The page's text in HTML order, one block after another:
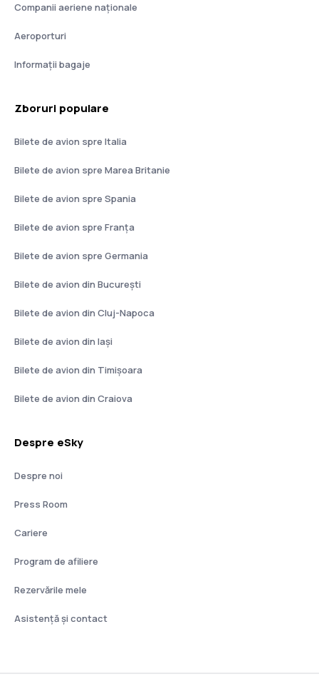
Companii aeriene naţionale
Aeroporturi
Informații bagaje
Zboruri populare
Bilete de avion spre Italia
Bilete de avion spre Marea Britanie
Bilete de avion spre Spania
Bilete de avion spre Franţa
Bilete de avion spre Germania
Bilete de avion din București
Bilete de avion din Cluj-Napoca
Bilete de avion din Iași
Bilete de avion din Timișoara
Bilete de avion din Craiova
Despre eSky
Despre noi
Press Room
Cariere
Program de afiliere
Rezervările mele
Asistenţă şi contact